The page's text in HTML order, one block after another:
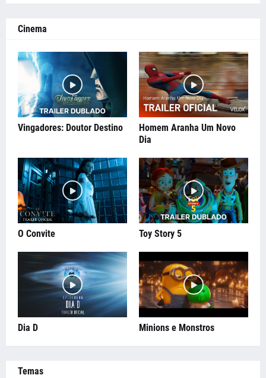
Cinema
Vingadores: Doutor Destino
Homem Aranha Um Novo
Dia
O Convite Toy Story 5
Dia D Minions e Monstros
Temas